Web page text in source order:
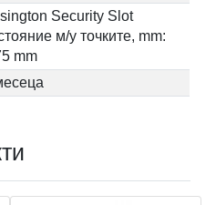
Security Slot
м/у точките, mm:
mm